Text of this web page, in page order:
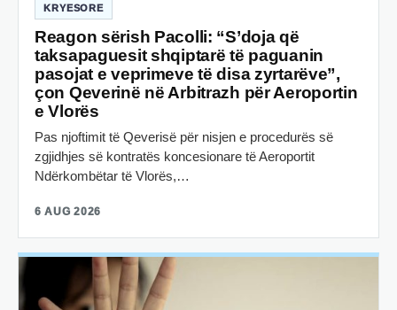
KRYESORE
Reagon sërish Pacolli: “S’doja që
taksapaguesit shqiptarë të paguanin
pasojat e veprimeve të disa zyrtarëve”,
çon Qeverinë në Arbitrazh për Aeroportin
e Vlorës
Pas njoftimit të Qeverisë për nisjen e procedurës së
zgjidhjes së kontratës koncesionare të Aeroportit
Ndërkombëtar të Vlorës,…
6 AUG 2026